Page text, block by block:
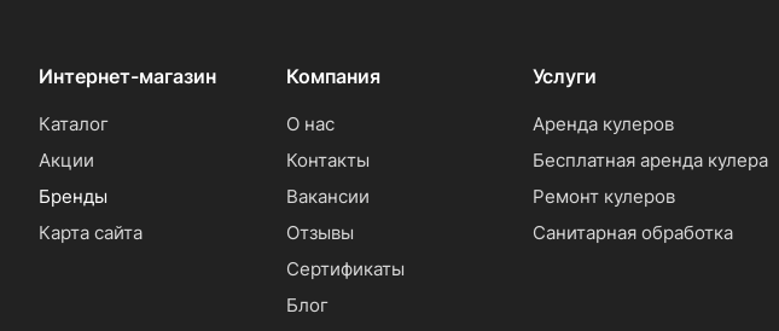
Интернет-магазин
Каталог
Акции
Бренды
Карта сайта
Компания
О нас
Контакты
Вакансии
Отзывы
Сертификаты
Блог
Услуги
Аренда кулеров
Бесплатная аренда кулера
Ремонт кулеров
Санитарная обработка